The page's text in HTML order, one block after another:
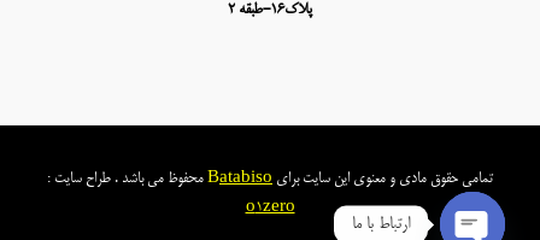
پلاک16-طبقه 2
تمامی حقوق مادی و معنوی این سایت برای Batabiso
محفوظ می باشد . طراح سایت :
o1zero
ارتباط با ما